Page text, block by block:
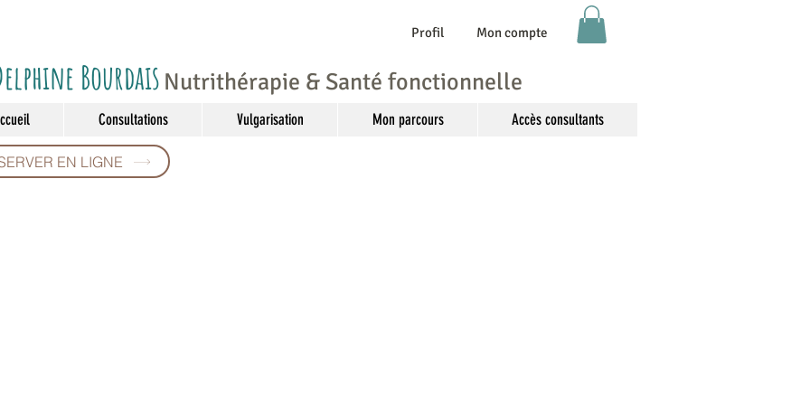
Profil Mon compte
Bourdais Nutrithérapie & Santé fonctionnelle
Consultations Vulgarisation Mon parcours Accès consultants
EN LIGNE